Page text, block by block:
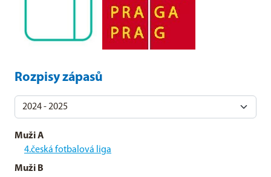
Rozpisy zápasů
Muži A
4.česká fotbalová liga
Muži B